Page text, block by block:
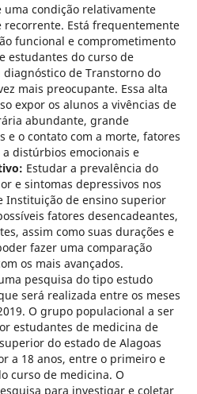
uma condição relativamente
recorrente. Está frequentemente
funcional e comprometimento
estudantes do curso de
de Transtorno do
mais preocupante. Essa alta
expor os alunos a vivências de
abundante, grande
e o contato com a morte, fatores
distúrbios emocionais e
Estudar a prevalência do
e sintomas depressivos nos
Instituição de ensino superior
fatores desencadeantes,
assim como suas durações e
fazer uma comparação
os mais avançados.
pesquisa do tipo estudo
será realizada entre os meses
O grupo populacional a ser
estudantes de medicina de
do estado de Alagoas
a 18 anos, entre o primeiro e
curso de medicina. O
para investigar e coletar